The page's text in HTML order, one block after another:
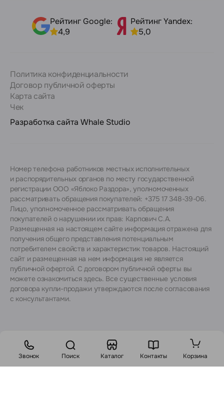
Рейтинг Google:
4,9
Рейтинг Yandex:
5,0
Политика конфиденциальности
Договор публичной оферты
Карта сайта
Чек
Разработка сайта Whale Studio
Номер телефона работников местных исполнительных
и распорядительных органов по месту государственной
регистрации ООО «Яблоко Раздора», уполномоченных
рассматривать обращения покупателей: +375 17 348-39-06.
Лицо, уполномоченное рассматривать обращения
покупателей о нарушении их прав: Карпович С.А.
Размещенная на настоящем сайте информация отражена для
получения общего представления потенциальным
потребителем свойств и характеристик товаров. Настоящий
сайт и размещенная на нем информация не является
публичной офертой. С договором публичной оферты вы
можете ознакомиться здесь. Все существенные условия
договора купли-продажи утверждаются после согласования
с консультантами.
Звонок Поиск Каталог Контакты Корзина